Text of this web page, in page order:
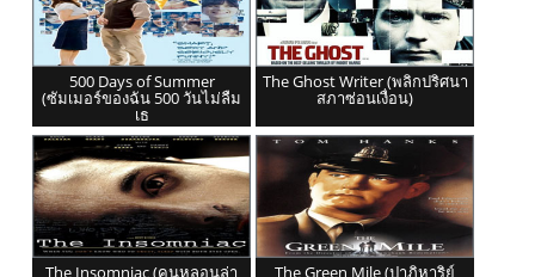
500 Days of Summer
(ซัมเมอร์ของฉัน 500 วันไม่ลืม
เธ
The Ghost Writer (พลิกปริศนา
สภาซ่อนเงื่อน)
The Insomniac (คนหลอนล่า The Green Mile (ปาฏิหาริย์